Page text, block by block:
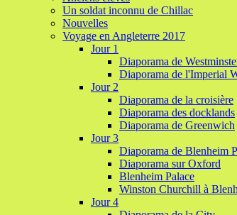
Un soldat inconnu de Chillac
Nouvelles
Voyage en Angleterre 2017
Jour 1
Diaporama de
Diaporama de l'Imperial
Jour 2
Diaporama de la croisière
Diaporama des docklands
Diaporama de Greenwich
Jour 3
Diaporama de Blenheim
Diaporama sur Oxford
Blenheim Palace
Winston Churchill à
Jour 4